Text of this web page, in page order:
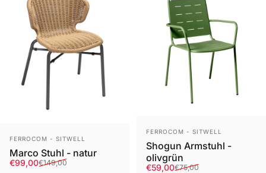
Prodejce
FERROCOM - SITWELL
Marco Stuhl - natur
Cena v akci
€99,00
Běžná cena
€149,00
Prodejce
FERROCOM - SITWELL
Shogun Armstuhl -
olivgrün
Cena v akci
€59,00
Běžná cena
€75,00